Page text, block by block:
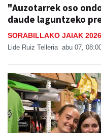
"Auzotarrek oso
daude laguntzeko
SORABILLAKO JAIAK 2026
Lide Ruiz Telleria abu 07,